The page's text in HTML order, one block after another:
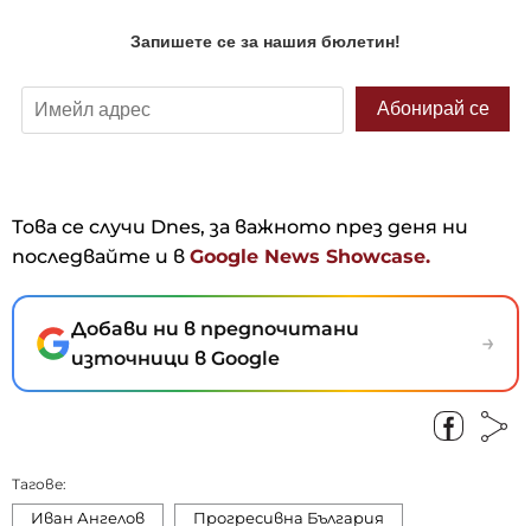
Това се случи Dnes, за важното през деня ни
последвайте и в Google News Showcase.
Добави ни в предпочитани
източници в Google
→
Тагове:
Иван Ангелов Прогресивна България